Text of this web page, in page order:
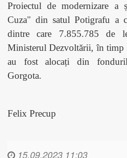
Proiectul de modernizare a
Cuza" din satul Potigrafu a
dintre care 7.855.785 de
Ministerul Dezvoltării, în timp
au fost alocați din
Gorgota.
Felix Precup
15.09.2023 11:03